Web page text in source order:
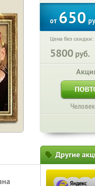
от650
Цена без скидки:
5800 руб.
Другие